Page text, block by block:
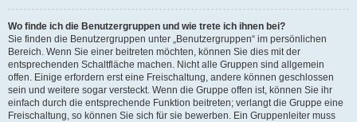
Wo finde ich die Benutzergruppen und wie trete ich ihnen bei?
Sie finden die Benutzergruppen unter „Benutzergruppen“ im persönlichen
Bereich. Wenn Sie einer beitreten möchten, können Sie dies mit der
entsprechenden Schaltfläche machen. Nicht alle Gruppen sind allgemein
offen. Einige erfordern erst eine Freischaltung, andere können geschlossen
sein und weitere sogar versteckt. Wenn die Gruppe offen ist, können Sie ihr
einfach durch die entsprechende Funktion beitreten; verlangt die Gruppe eine
Freischaltung, so können Sie sich für sie bewerben. Ein Gruppenleiter muss